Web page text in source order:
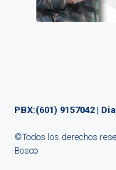
PBX:(601) 9157042 |
©Todos los derechos
Bosco